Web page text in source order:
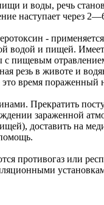
и воды, речь
наступает через
-
водой и пищей.
пищевым
резь в животе и
время пораженный
Прекратить
зараженной
доставить на
противогаз или